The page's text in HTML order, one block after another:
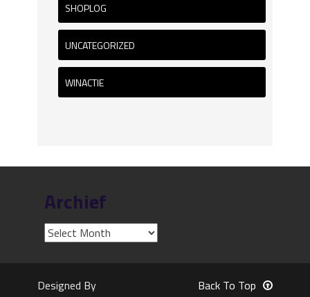
SHOPLOG
UNCATEGORIZED
WINACTIE
Archief
Designed By
Back To Top